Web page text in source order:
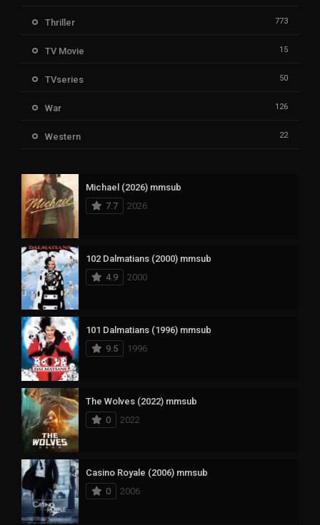
Thriller 773
TV Movie 15
TVseries 50
War 126
Western 22
Michael (2026) mmsub
7.7
2026
102 Dalmatians (2000) mmsub
4.9
2000
101 Dalmatians (1996) mmsub
9.5
1996
The Wolves (2022) mmsub
0
2022
Casino Royale (2006) mmsub
0
2006